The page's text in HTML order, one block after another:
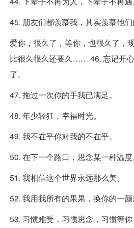
45. 朋友们都羡慕我，其实羡慕他们
爱你，很久了，等你，也很久了，
比很久很久还要久…… 46. 忘记开
了。
47. 拖过一次你的手我已满足。
48. 年少轻狂，幸福时光。
49. 我不在乎你对我的不在乎。
50. 在下一个路口，思念某一种温度
51. 我相信这个世界永远那么美。
52. 我用我所有的果果，换你的一颜
53. 习惯难受，习惯思念，习惯等